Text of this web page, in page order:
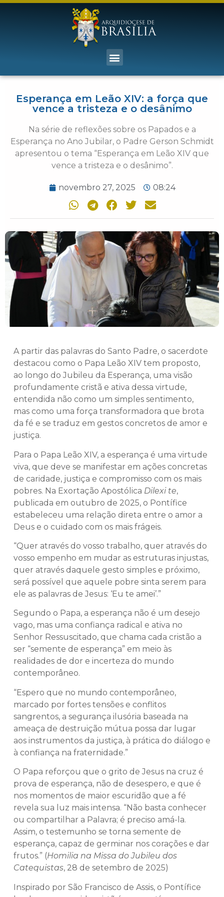
Esperança em Leão XIV: a força que
vence a tristeza e o desânimo
Na série de reflexões sobre os Papados e a
Esperança no Ano Jubilar, o Padre Gerson Schmidt
apresentou o tema “Esperança em Leão XIV que
vence a tristeza e o desânimo”.
novembro 27, 2025 08:24
A partir das palavras do Santo Padre, o sacerdote
destacou como o Papa Leão XIV tem proposto,
ao longo do Jubileu da Esperança, uma visão
profundamente cristã e ativa dessa virtude,
entendida não como um simples sentimento,
mas como uma força transformadora que brota
da fé e se traduz em gestos concretos de amor e
justiça.
Para o Papa Leão XIV, a esperança é uma virtude
viva, que deve se manifestar em ações concretas
de caridade, justiça e compromisso com os mais
pobres. Na Exortação Apostólica Dilexi te,
publicada em outubro de 2025, o Pontífice
estabeleceu uma relação direta entre o amor a
Deus e o cuidado com os mais frágeis.
“Quer através do vosso trabalho, quer através do
vosso empenho em mudar as estruturas injustas,
quer através daquele gesto simples e próximo,
será possível que aquele pobre sinta serem para
ele as palavras de Jesus: ‘Eu te amei’.”
Segundo o Papa, a esperança não é um desejo
vago, mas uma confiança radical e ativa no
Senhor Ressuscitado, que chama cada cristão a
ser “semente de esperança” em meio às
realidades de dor e incerteza do mundo
contemporâneo.
“Espero que no mundo contemporâneo,
marcado por fortes tensões e conflitos
sangrentos, a segurança ilusória baseada na
ameaça de destruição mútua possa dar lugar
aos instrumentos da justiça, à prática do diálogo e
à confiança na fraternidade.”
O Papa reforçou que o grito de Jesus na cruz é
prova de esperança, não de desespero, e que é
nos momentos de maior escuridão que a fé
revela sua luz mais intensa. “Não basta conhecer
ou compartilhar a Palavra; é preciso amá-la.
Assim, o testemunho se torna semente de
esperança, capaz de germinar nos corações e dar
frutos.” (Homilia na Missa do Jubileu dos
Catequistas, 28 de setembro de 2025)
Inspirado por São Francisco de Assis, o Pontífice